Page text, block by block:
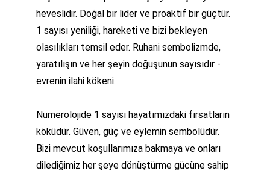
heveslidir. Doğal bir lider ve proaktif bir güçtür.
1 sayısı yeniliği, hareketi ve bizi bekleyen
olasılıkları temsil eder. Ruhani sembolizmde,
yaratılışın ve her şeyin doğuşunun sayısıdır -
evrenin ilahi kökeni.
Numerolojide 1 sayısı hayatımızdaki fırsatların
köküdür. Güven, güç ve eylemin sembolüdür.
Bizi mevcut koşullarımıza bakmaya ve onları
dilediğimiz her şeye dönüştürme gücüne sahip